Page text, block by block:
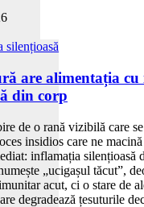
are alimentația
din corp
de o rană vizibilă care
insidios care ne
inflamația silențioasă
„ucigașul tăcut”,
acut, ci o stare de
degradează țesuturile